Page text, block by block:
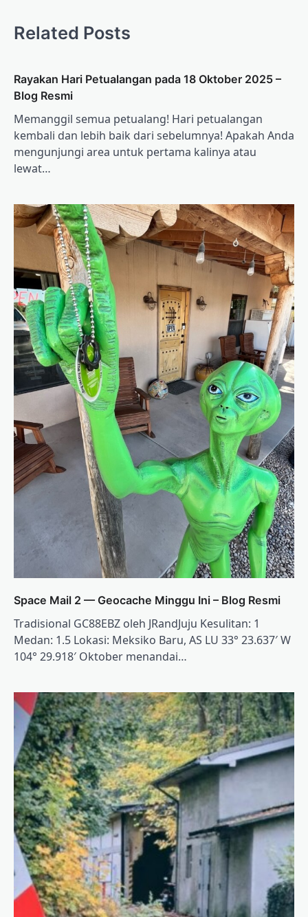
Related Posts
Rayakan Hari Petualangan pada 18 Oktober 2025 –
Blog Resmi
Memanggil semua petualang! Hari petualangan
kembali dan lebih baik dari sebelumnya! Apakah Anda
mengunjungi area untuk pertama kalinya atau
lewat…
Space Mail 2 — Geocache Minggu Ini – Blog Resmi
Tradisional GC88EBZ oleh JRandJuju Kesulitan: 1
Medan: 1.5 Lokasi: Meksiko Baru, AS LU 33° 23.637′ W
104° 29.918′ Oktober menandai…